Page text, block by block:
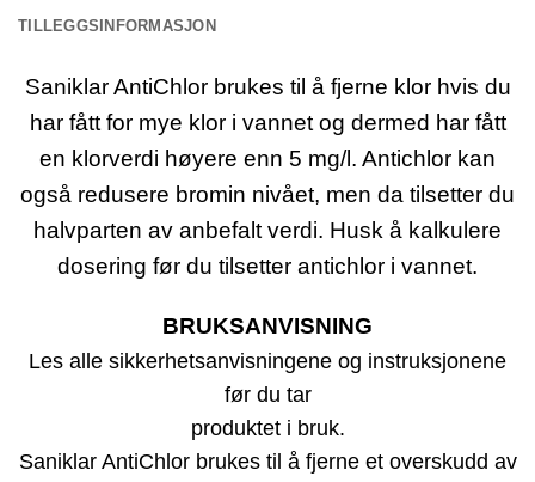
TILLEGGSINFORMASJON
Saniklar AntiChlor brukes til å fjerne klor hvis du
har fått for mye klor i vannet og dermed har fått
en klorverdi høyere enn 5 mg/l. Antichlor kan
også redusere bromin nivået, men da tilsetter du
halvparten av anbefalt verdi. Husk å kalkulere
dosering før du tilsetter antichlor i vannet.
BRUKSANVISNING
Les alle sikkerhetsanvisningene og instruksjonene
før du tar
produktet i bruk.
Saniklar AntiChlor brukes til å fjerne et overskudd av